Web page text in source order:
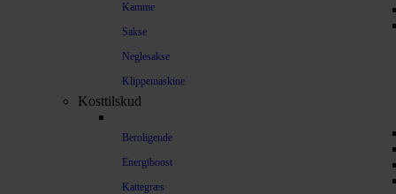
Kamme
Sakse
Neglesakse
Klippemaskine
Kosttilskud
Beroligende
Energiboost
Kattegræs